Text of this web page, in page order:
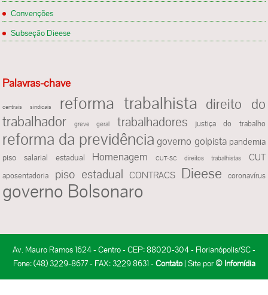
Convenções
Subseção Dieese
Palavras-chave
centrais sindicais reforma trabalhista direito do
trabalhador
greve geral trabalhadores justiça do trabalho
reforma da previdência governo golpista pandemia
piso salarial estadual Homenagem CUT-SC direitos trabalhistas CUT
aposentadoria piso estadual CONTRACS Dieese coronavírus
governo Bolsonaro
Av. Mauro Ramos 1624 - Centro - CEP: 88020-304 - Florianópolis/SC -
Fone: (48) 3229-8677 - FAX: 3229 8631 -Contato| Site por© Infomídia